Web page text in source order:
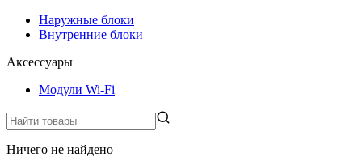
Наружные блоки
Внутренние блоки
Аксессуары
Модули Wi-Fi
Ничего не найдено